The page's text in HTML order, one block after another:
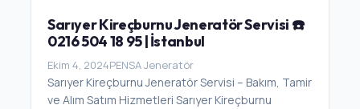
Sarıyer Kireçburnu Jeneratör Servisi ☎️
0216 504 18 95 | İstanbul
Ekim 4, 2024PENSA Jeneratör
Sarıyer Kireçburnu Jeneratör Servisi – Bakım, Tamir
ve Alım Satım Hizmetleri Sarıyer Kireçburnu